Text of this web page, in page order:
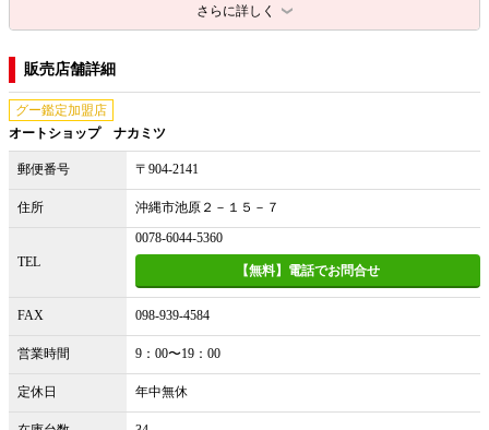
さらに詳しく
販売店舗詳細
グー鑑定加盟店
オートショップ ナカミツ
郵便番号 〒904-2141
住所 沖縄市池原２－１５－７
TEL
0078-6044-5360
【無料】電話でお問合せ
FAX 098-939-4584
営業時間 9：00〜19：00
定休日 年中無休